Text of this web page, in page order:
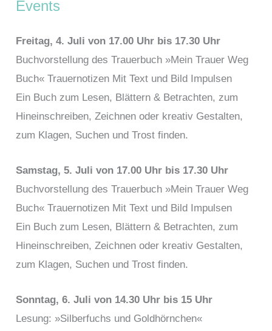
Events
Freitag, 4. Juli von 17.00 Uhr bis 17.30 Uhr
Buchvorstellung des Trauerbuch »Mein Trauer Weg
Buch« Trauernotizen Mit Text und Bild Impulsen
Ein Buch zum Lesen, Blättern & Betrachten, zum
Hineinschreiben, Zeichnen oder kreativ Gestalten,
zum Klagen, Suchen und Trost finden.
Samstag, 5. Juli von 17.00 Uhr bis 17.30 Uhr
Buchvorstellung des Trauerbuch »Mein Trauer Weg
Buch« Trauernotizen Mit Text und Bild Impulsen
Ein Buch zum Lesen, Blättern & Betrachten, zum
Hineinschreiben, Zeichnen oder kreativ Gestalten,
zum Klagen, Suchen und Trost finden.
Sonntag, 6. Juli von 14.30 Uhr bis 15 Uhr
Lesung: »Silberfuchs und Goldhörnchen«